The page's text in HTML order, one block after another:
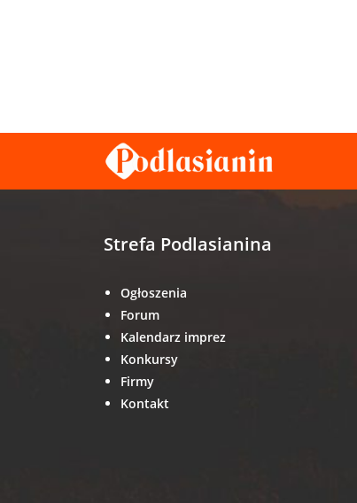
Strefa Podlasianina
Ogłoszenia
Forum
Kalendarz imprez
Konkursy
Firmy
Kontakt